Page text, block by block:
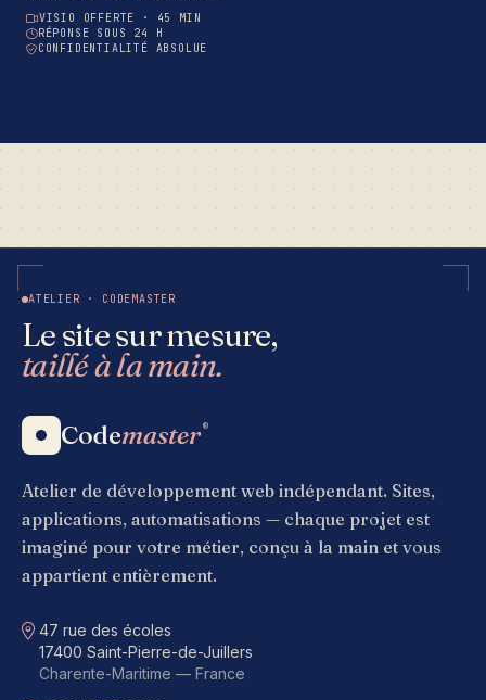
VISIO OFFERTE · 45 MIN
RÉPONSE SOUS 24 H
CONFIDENTIALITÉ ABSOLUE
ATELIER · CODEMASTER
Le site sur mesure,
taillé à la main.
Codemaster®
Atelier de développement web indépendant. Sites,
applications, automatisations — chaque projet est
imaginé pour votre métier, conçu à la main et vous
appartient entièrement.
Adresse
47 rue des écoles
17400 Saint-Pierre-de-Juillers
Charente-Maritime — France